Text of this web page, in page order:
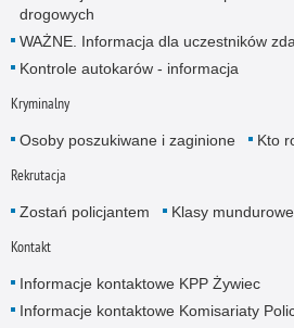
drogowych
WAŻNE. Informacja dla uczestników
Kontrole autokarów - informacja
Kryminalny
Osoby poszukiwane i zaginione Kto
Rekrutacja
Zostań policjantem Klasy mundurowe
Kontakt
Informacje kontaktowe KPP Żywiec
Informacje kontaktowe Komisariaty